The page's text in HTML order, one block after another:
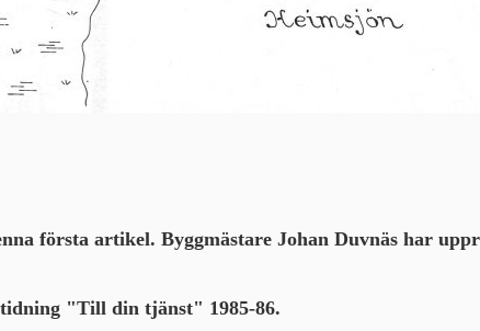
första artikel. Byggmästare Johan Duvnäs har
"Till din tjänst" 1985-86.